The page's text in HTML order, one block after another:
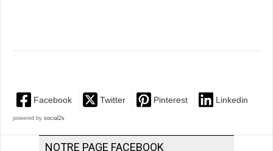
Facebook Twitter Pinterest Linkedin
powered by social2s
NOTRE PAGE FACEBOOK